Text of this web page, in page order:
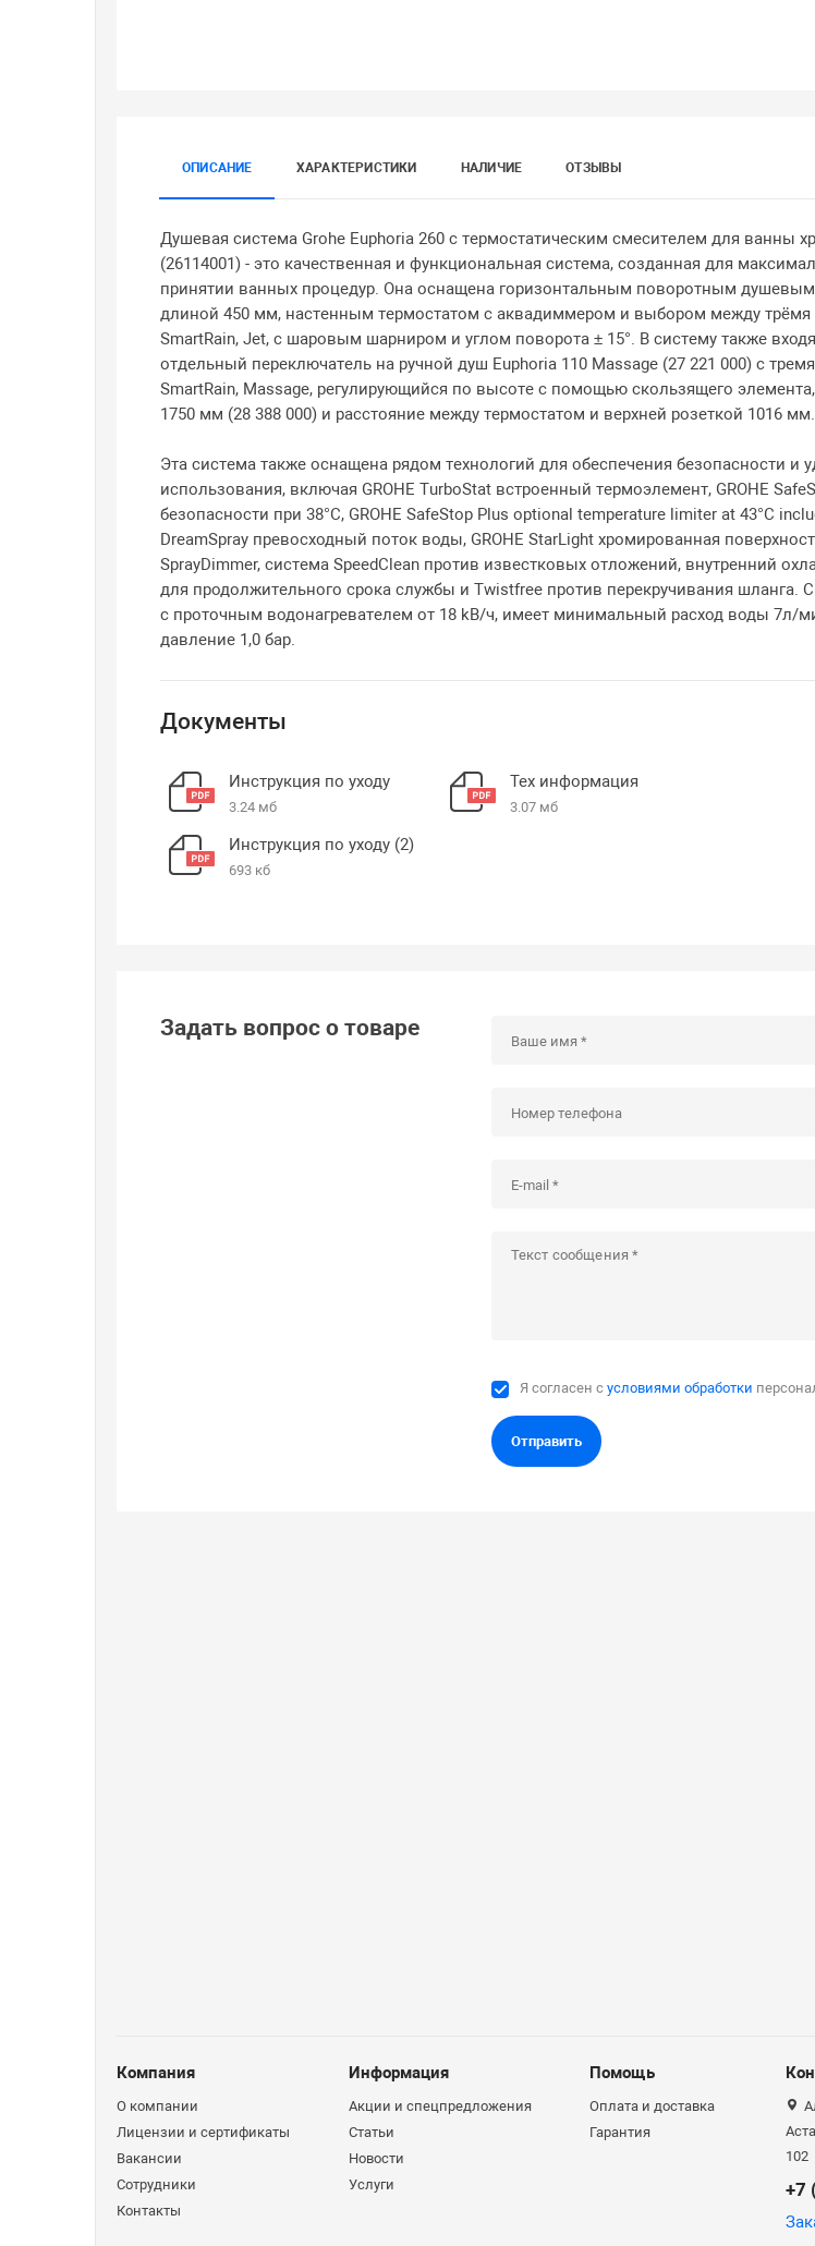
ОПИСАНИЕ ХАРАКТЕРИСТИКИ НАЛИЧИЕ ОТЗЫВЫ
Душевая система Grohe Euphoria 260 с термостатическим смесителем для ванны
(26114001) - это качественная и функциональная система, созданная для
принятии ванных процедур. Она оснащена горизонтальным поворотным
длиной 450 мм, настенным термостатом с аквадиммером и выбором между трёмя
SmartRain, Jet, с шаровым шарниром и углом поворота ± 15°. В систему также
отдельный переключатель на ручной душ Euphoria 110 Massage (27 221 000) с
SmartRain, Massage, регулирующийся по высоте с помощью скользящего
1750 мм (28 388 000) и расстояние между термостатом и верхней розеткой 1016 мм.
Эта система также оснащена рядом технологий для обеспечения безопасности и
использования, включая GROHE TurboStat встроенный термоэлемент, GROHE
безопасности при 38°C, GROHE SafeStop Plus optional temperature limiter at 43°C
DreamSpray превосходный поток воды, GROHE StarLight хромированная
SprayDimmer, система SpeedClean против известковых отложений, внутренний
для продолжительного срока службы и Twistfree против перекручивания шланга.
с проточным водонагревателем от 18 kВ/ч, имеет минимальный расход воды 7л/
давление 1,0 бар.
Документы
Инструкция по уходу
3.24 мб
Тех информация
3.07 мб
Инструкция по уходу (2)
693 кб
Задать вопрос о товаре
Я согласен с условиями обработки
Отправить
Компания
О компании
Лицензии и сертификаты
Вакансии
Сотрудники
Контакты
Информация
Акции и спецпредложения
Статьи
Новости
Услуги
Помощь
Оплата и доставка
Гарантия
102
+7